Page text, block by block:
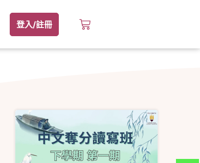
登入/註冊